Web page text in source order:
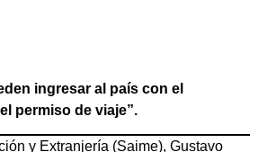
ingresar al país con el
permiso de viaje”.
y Extranjería (Saime), Gustavo